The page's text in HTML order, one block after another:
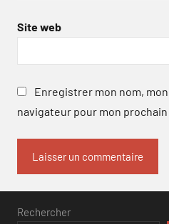
Site web
Enregistrer mon nom,
navigateur pour mon
Rechercher